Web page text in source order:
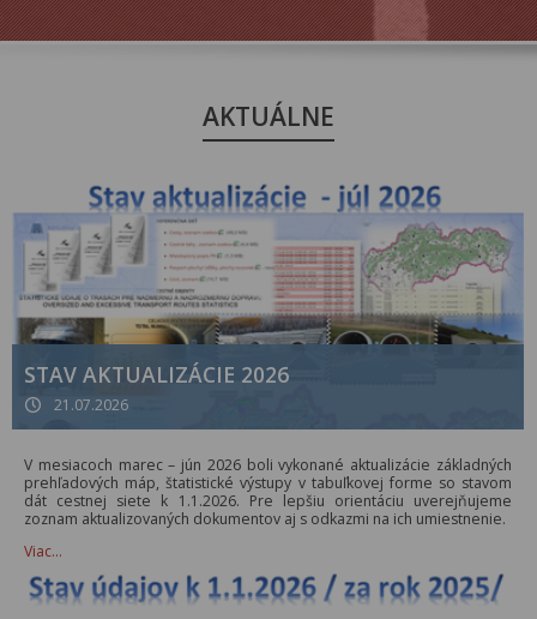
AKTUÁLNE
STAV AKTUALIZÁCIE 2026
21.07.2026
V mesiacoch marec – jún 2026 boli vykonané aktualizácie základných
prehľadových máp, štatistické výstupy v tabuľkovej forme so stavom
dát cestnej siete k 1.1.2026. Pre lepšiu orientáciu uverejňujeme
zoznam aktualizovaných dokumentov aj s odkazmi na ich umiestnenie.
Viac…